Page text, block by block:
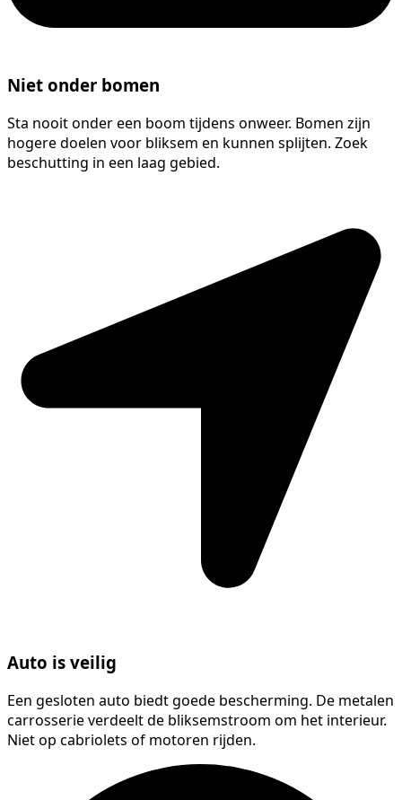
Niet onder bomen
Sta nooit onder een boom tijdens onweer. Bomen zijn
hogere doelen voor bliksem en kunnen splijten. Zoek
beschutting in een laag gebied.
Auto is veilig
Een gesloten auto biedt goede bescherming. De metalen
carrosserie verdeelt de bliksemstroom om het interieur.
Niet op cabriolets of motoren rijden.